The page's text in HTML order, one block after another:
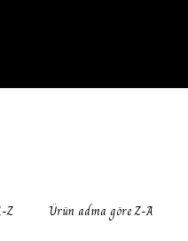
Z Ürün adına göre Z-A